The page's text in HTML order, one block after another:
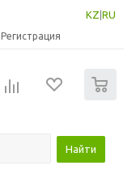
KZ RU
Регистрация
Найти